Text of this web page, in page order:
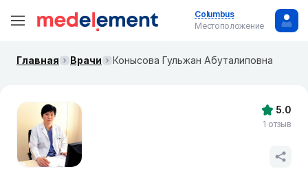
Columbus
Местоположение
Главная Врачи Конысова Гульжан Абуталиповна
5.0
1 отзыв